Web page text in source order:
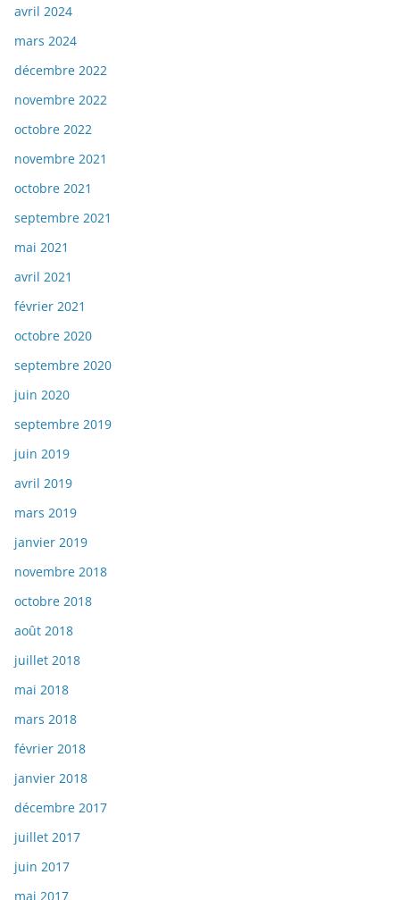
avril 2024
mars 2024
décembre 2022
novembre 2022
octobre 2022
novembre 2021
octobre 2021
septembre 2021
mai 2021
avril 2021
février 2021
octobre 2020
septembre 2020
juin 2020
septembre 2019
juin 2019
avril 2019
mars 2019
janvier 2019
novembre 2018
octobre 2018
août 2018
juillet 2018
mai 2018
mars 2018
février 2018
janvier 2018
décembre 2017
juillet 2017
juin 2017
mai 2017